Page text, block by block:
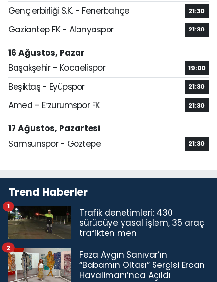
Gençlerbirliği S.K. - Fenerbahçe 21:30
Gaziantep FK - Alanyaspor 21:30
16 Ağustos, Pazar
Başakşehir - Kocaelispor
19:00
Beşiktaş - Eyüpspor 21:30
Amed - Erzurumspor FK 21:30
17 Ağustos, Pazartesi
Samsunspor - Göztepe
21:30
Trend Haberler
Trafik denetimleri: 430
sürücüye yasal işlem, 35 araç
trafikten men
1
Feza Aygın Sanıvar’ın
“Babamın Oltası” Sergisi Ercan
Havalimanı’nda Açıldı
2